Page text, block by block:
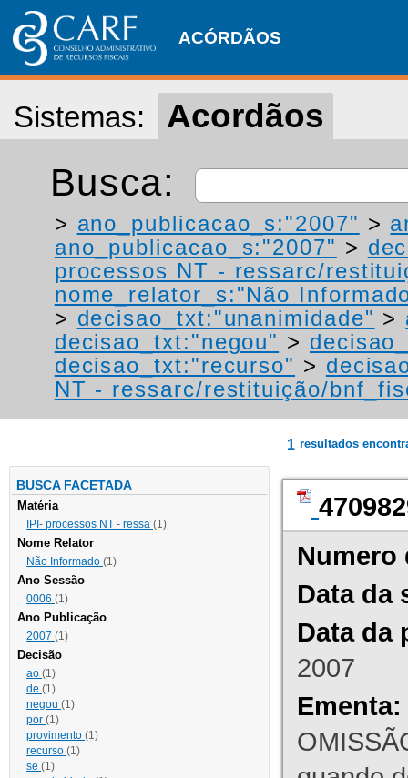
ACÓRDÃOS
Sistemas: Acordãos
Busca:
> ano_publicacao_s:"2007" >
ano_publicacao_s:"2007" >
processos NT - ressarc/
nome_relator_s:"Não
> decisao_txt:"unanimidade" >
decisao_txt:"negou" >
decisao_txt:"recurso" >
NT - ressarc/restituição/
BUSCA FACETADA
Matéria
IPI- processos NT - ressa (1)
Nome Relator
Não Informado (1)
Ano Sessão
0006 (1)
Ano Publicação
2007 (1)
Decisão
ao (1)
de (1)
negou (1)
por (1)
provimento (1)
recurso (1)
se (1)
1 resultados
Numero
Data da
Data da
2007
Ementa: